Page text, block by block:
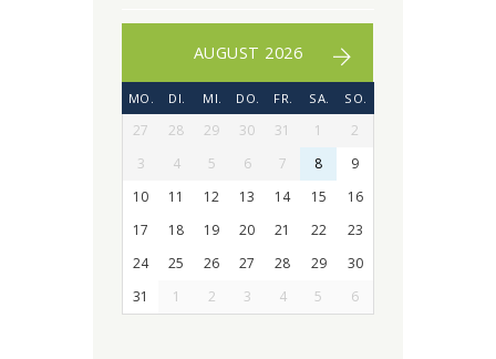
AUGUST 2026
MO. DI. MI. DO. FR. SA. SO.
27 28 29 30 31 1
2
3
4 5 6 7 8
9
10
11 12 13 14 15
16
17
18 19 20 21 22
23
24
25 26 27 28 29
30
31
1 2 3 4 5 6